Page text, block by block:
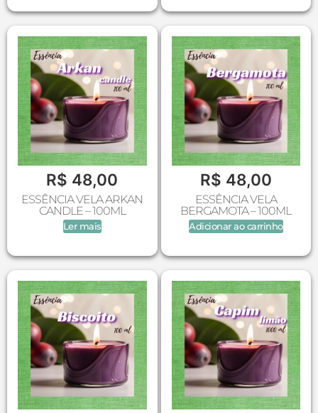
R$ 48,00
ESSÊNCIA VELA ARKAN
CANDLE – 100ML
Ler mais
R$ 48,00
ESSÊNCIA VELA
BERGAMOTA – 100ML
Adicionar ao carrinho